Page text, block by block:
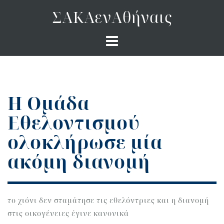
ΣΑΚΑενΑθήναις
Η Ομάδα
Εθελοντισμού
ολοκλήρωσε μία
ακόμη διανομή
το χιόνι δεν σταμάτησε τις εθελόντριες και η διανομή
στις οικογένειες έγινε κανονικά